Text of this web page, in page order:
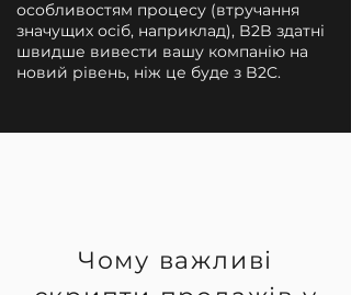
особливостям процесу (втручання
значущих осіб, наприклад), B2B здатні
швидше вивести вашу компанію на
новий рівень, ніж це буде з B2C.
Чому важливі